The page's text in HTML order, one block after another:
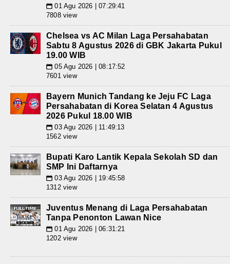
📅 01 Agu 2026 | 07:29:41
7808 view
Chelsea vs AC Milan Laga Persahabatan
Sabtu 8 Agustus 2026 di GBK Jakarta Pukul
19.00 WIB
📅 05 Agu 2026 | 08:17:52
7601 view
Bayern Munich Tandang ke Jeju FC Laga
Persahabatan di Korea Selatan 4 Agustus
2026 Pukul 18.00 WIB
📅 03 Agu 2026 | 11:49:13
1562 view
Bupati Karo Lantik Kepala Sekolah SD dan
SMP Ini Daftarnya
📅 03 Agu 2026 | 19:45:58
1312 view
Juventus Menang di Laga Persahabatan
Tanpa Penonton Lawan Nice
📅 01 Agu 2026 | 06:31:21
1202 view